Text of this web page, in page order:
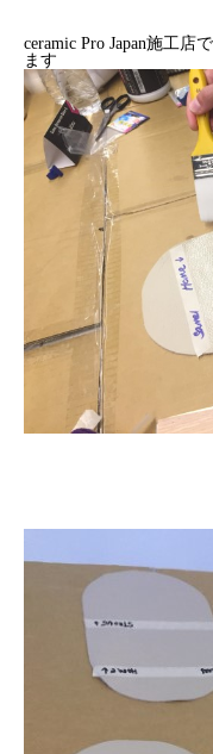
ceramic Pro Japan施工店
ます